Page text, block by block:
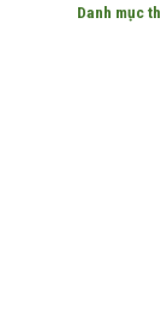
Danh mục